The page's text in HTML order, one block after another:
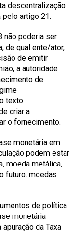
descentralização
pelo artigo 21.
não poderia ser
de qual ente/ator,
de emitir
a autoridade
de
texto
criar a
o fornecimento.
monetária em
podem estar
moeda metálica,
futuro, moedas
de política
monetária
da Taxa